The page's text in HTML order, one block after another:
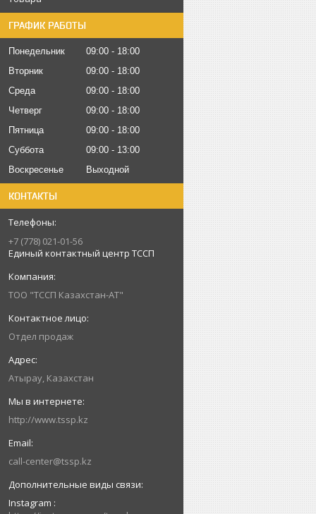
ГРАФИК РАБОТЫ
Понедельник 09:00
18:00
Вторник
09:00
18:00
Среда
09:00
18:00
Четверг
09:00
18:00
Пятница
09:00
18:00
Суббота
09:00
13:00
Воскресенье
Выходной
КОНТАКТЫ
+7 (778) 021-01-56
Единый контактный центр ТССП
ТОО "ТССП Казахстан-АТ"
Отдел продаж
Атырау, Казахстан
http://www.tssp.kz
call-center@tssp.kz
Instagram